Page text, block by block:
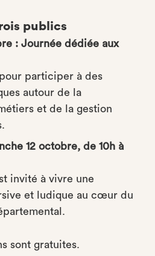
publics
: Journée dédiée aux
participer à des
autour de la
et de la gestion
12 octobre, de 10h à
invité à vivre une
et ludique au cœur du
sont gratuites.